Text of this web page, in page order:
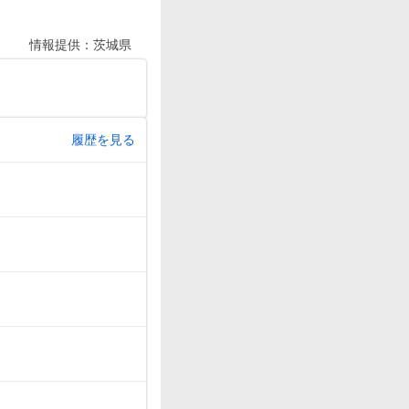
情報提供： 茨城県
履歴を見る